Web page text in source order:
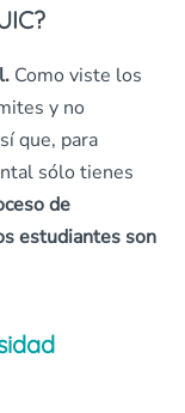
Como viste los
y no
que, para
sólo tienes
de
estudiantes son